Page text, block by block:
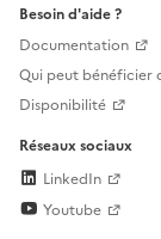
Besoin d'aide ?
Documentation
Qui peut bénéficier
Disponibilité
Réseaux sociaux
LinkedIn
Youtube